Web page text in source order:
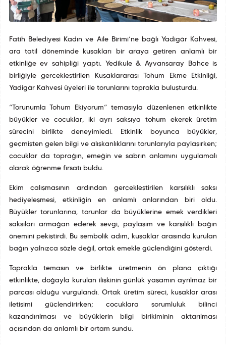
Fatih Belediyesi Kadın ve Aile Birimi’ne bağlı Yadigâr Kahvesi,
ara tatil döneminde kuşakları bir araya getiren anlamlı bir
etkinliğe ev sahipliği yaptı. Yedikule & Ayvansaray Bahçe iş
birliğiyle gerçekleştirilen Kuşaklararası Tohum Ekme Etkinliği,
Yadigâr Kahvesi üyeleri ile torunlarını toprakla buluşturdu.
“Torunumla Tohum Ekiyorum” temasıyla düzenlenen etkinlikte
büyükler ve çocuklar, iki ayrı saksıya tohum ekerek üretim
sürecini birlikte deneyimledi. Etkinlik boyunca büyükler,
geçmişten gelen bilgi ve alışkanlıklarını torunlarıyla paylaşırken;
çocuklar da toprağın, emeğin ve sabrın anlamını uygulamalı
olarak öğrenme fırsatı buldu.
Ekim çalışmasının ardından gerçekleştirilen karşılıklı saksı
hediyeleşmesi, etkinliğin en anlamlı anlarından biri oldu.
Büyükler torunlarına, torunlar da büyüklerine emek verdikleri
saksıları armağan ederek sevgi, paylaşım ve karşılıklı bağın
önemini pekiştirdi. Bu sembolik adım, kuşaklar arasında kurulan
bağın yalnızca sözle değil, ortak emekle güçlendiğini gösterdi.
Toprakla temasın ve birlikte üretmenin ön plana çıktığı
etkinlikte, doğayla kurulan ilişkinin günlük yaşamın ayrılmaz bir
parçası olduğu vurgulandı. Ortak üretim süreci, kuşaklar arası
iletişimi güçlendirirken; çocuklara sorumluluk bilinci
kazandırılması ve büyüklerin bilgi birikiminin aktarılması
açısından da anlamlı bir ortam sundu.